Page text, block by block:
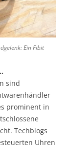
Ein Fibit
sind
prominent in
Techblogs
Uhren